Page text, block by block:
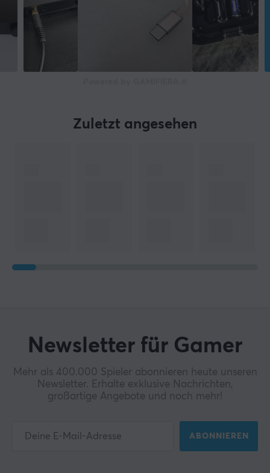
Zuletzt angesehen
Newsletter für Gamer
Mehr als 400.000 Spieler abonnieren heute unseren
Newsletter. Erhalte exklusive Nachrichten,
großartige Angebote und noch mehr!
ABONNIEREN